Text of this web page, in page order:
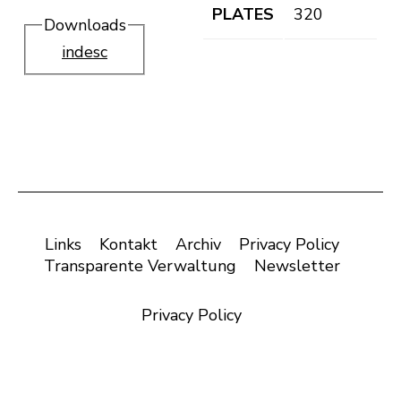
Downloads
indesc
PLATES 320
Links Kontakt Archiv
Privacy Policy
Transparente Verwaltung
Newsletter
Privacy Policy